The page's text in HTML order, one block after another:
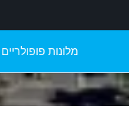
מלונות פופולריים